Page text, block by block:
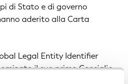
di Stato e di governo
aderito alla Carta
Legal Entity Identifier
il suo primoConsiglio